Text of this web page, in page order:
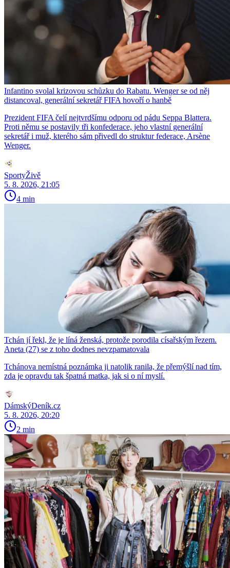
Infantino svolal krizovou schůzku do Rabatu. Wenger se od něj
distancoval, generální sekretář FIFA hovoří o hanbě
Prezident FIFA čelí nejtvrdšímu odporu od pádu Seppa Blattera.
Proti němu se postavily tři konfederace, jeho vlastní generální
sekretář i muž, kterého sám přivedl do struktur federace, Arsène
Wenger.
SportyŽivě
5. 8. 2026, 21:05
4 min
Tchán jí řekl, že je líná ženská, protože porodila císařským řezem.
Aneta (27) se z toho dodnes nevzpamatovala
Tchánova nemístná poznámka ji natolik ranila, že přemýšlí nad tím,
zda je opravdu tak špatná matka, jak si o ní myslí.
DámskýDeník.cz
5. 8. 2026, 20:20
2 min